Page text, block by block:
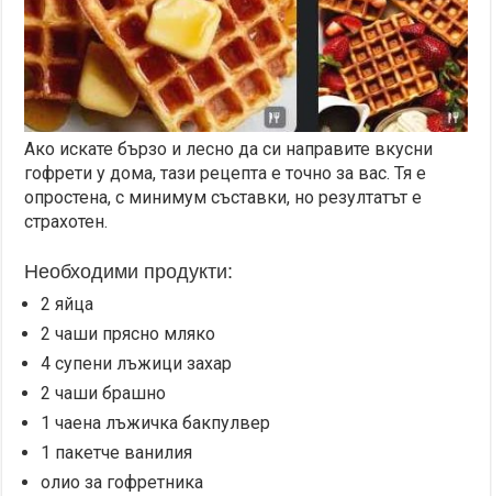
Ако искате бързо и лесно да си направите вкусни
гофрети у дома, тази рецепта е точно за вас. Тя е
опростена, с минимум съставки, но резултатът е
страхотен.
Необходими продукти:
2 яйца
2 чаши прясно мляко
4 супени лъжици захар
2 чаши брашно
1 чаена лъжичка бакпулвер
1 пакетче ванилия
олио за гофретника